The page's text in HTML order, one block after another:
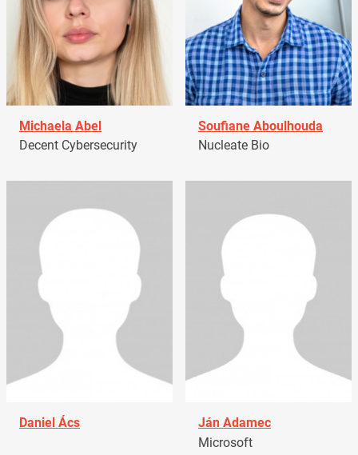
Michaela Abel
Decent Cybersecurity
Soufiane Aboulhouda
Nucleate Bio
Daniel Ács
Ján Adamec
Microsoft